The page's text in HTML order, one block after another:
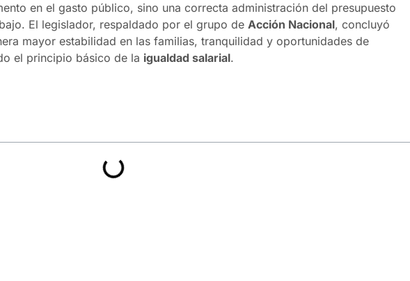
en el gasto público, sino una correcta administración del presupuesto
El legislador, respaldado por el grupo de Acción Nacional, concluyó
mayor estabilidad en las familias, tranquilidad y oportunidades de
el principio básico de la igualdad salarial.